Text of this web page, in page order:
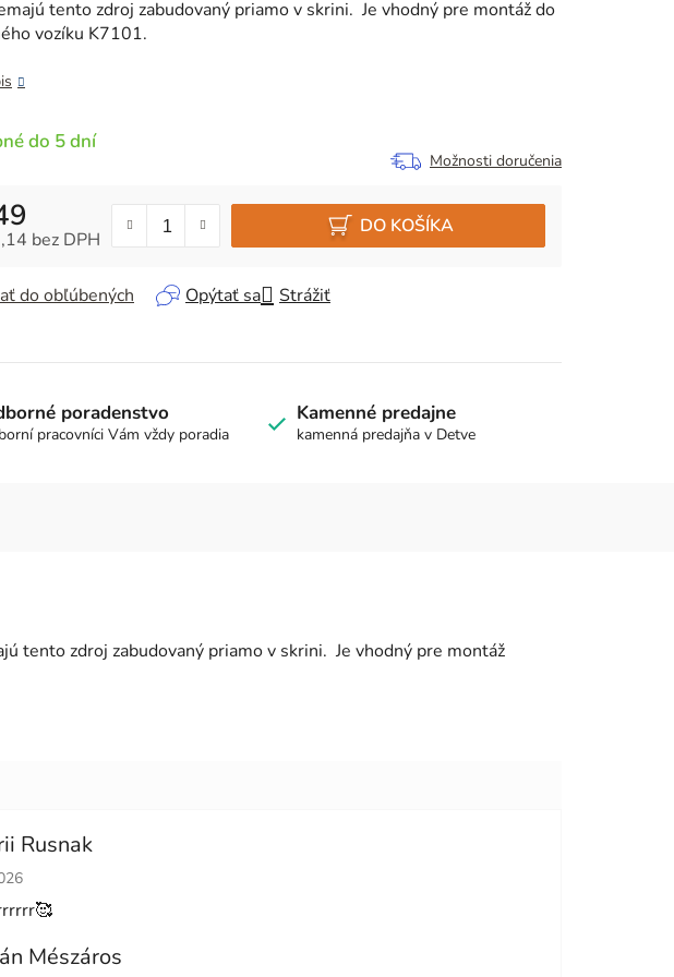
tento zdroj zabudovaný priamo v skrini. Je vhodný pre montáž do
vozíku K7101.
do 5 dní
Možnosti doručenia
bez DPH
DO KOŠÍKA
Opýtať sa Strážiť
do obľúbených
poradenstvo
pracovníci Vám vždy poradia
Kamenné predajne
kamenná predajňa v Detve
tento zdroj zabudovaný priamo v skrini. Je vhodný pre montáž
Rusnak
obchodu je 5 z 5 hviezdičiek.
Mészáros